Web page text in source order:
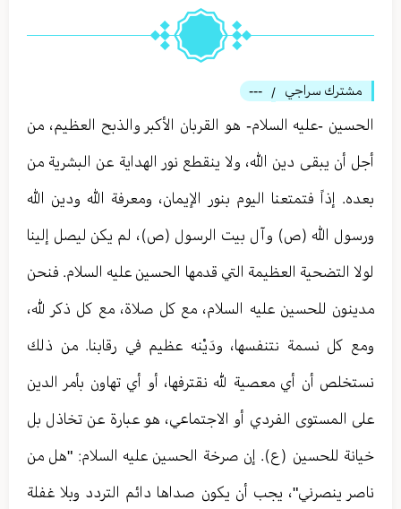
مشترك سراجي /
---
الحسين -عليه السلام- هو القربان الأكبر والذبح العظيم، من
أجل أن يبقى دين الله، ولا ينقطع نور الهداية عن البشرية من
بعده. إذاً فتمتعنا اليوم بنور الإيمان، ومعرفة الله ودين الله
ورسول الله (ص) وآل بيت الرسول (ص)، لم يكن ليصل إلينا
لولا التضحية العظيمة التي قدمها الحسين عليه السلام. فنحن
مدينون للحسين عليه السلام، مع كل صلاة، مع كل ذكر لله،
ومع كل نسمة نتنفسها، ودَيْنه عظيم في رقابنا. من ذلك
نستخلص أن أي معصية لله نقترفها، أو أي تهاون بأمر الدين
على المستوى الفردي أو الاجتماعي، هو عبارة عن تخاذل بل
خيانة للحسين (ع). إن صرخة الحسين عليه السلام: "هل من
ناصر ينصرني"، يجب أن يكون صداها دائم التردد وبلا غفلة